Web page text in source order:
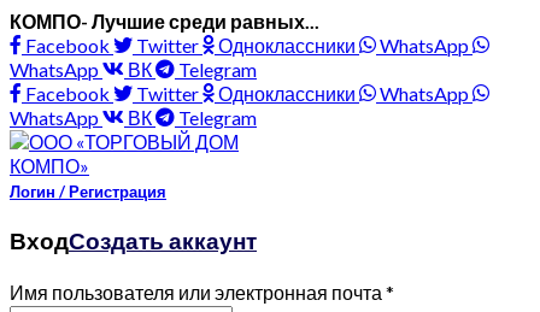
КОМПО- Лучшие среди равных...
Facebook
Twitter Одноклассники
WhatsApp
WhatsApp
ВК
Telegram
Facebook
Twitter Одноклассники
WhatsApp
WhatsApp
ВК Telegram
Логин / Регистрация
ВходСоздать аккаунт
Имя пользователя или электронная почта *